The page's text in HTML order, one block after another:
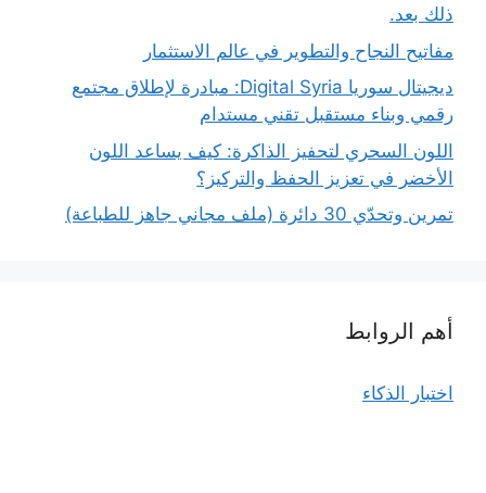
ذلك بعد.
مفاتيح النجاح والتطوير في عالم الاستثمار
ديجيتال سوريا Digital Syria: مبادرة لإطلاق مجتمع
رقمي وبناء مستقبل تقني مستدام
اللون السحري لتحفيز الذاكرة: كيف يساعد اللون
الأخضر في تعزيز الحفظ والتركيز؟
تمرين وتحدّي 30 دائرة (ملف مجاني جاهز للطباعة)
أهم الروابط
اختبار الذكاء